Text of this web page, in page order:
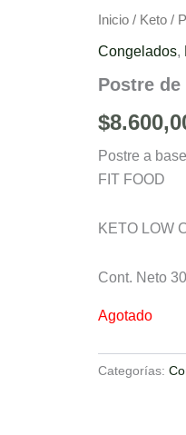
Inicio / Keto /
Congelados,
Postre
$
Postre a
FIT FOOD
KETO LOW
Cont. Neto
Agotado
Categorías: